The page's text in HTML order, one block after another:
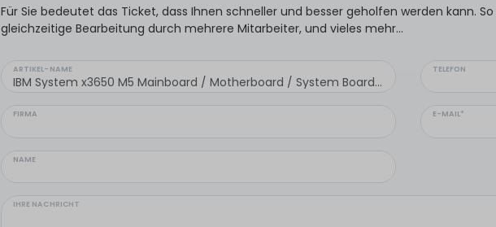
Für Sie bedeutet das Ticket, dass Ihnen schneller und besser geholfen werden kann.
gleichzeitige Bearbeitung durch mehrere Mitarbeiter, und vieles mehr...
ARTIKEL-NAME
FIRMA
NAME
TELEFON
E-MAIL*
IHRE NACHRICHT